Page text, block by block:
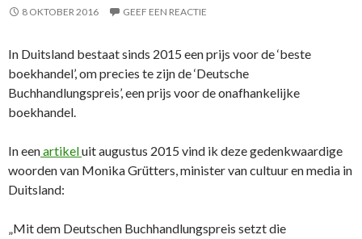
8 OKTOBER 2016 GEEF EEN REACTIE
In Duitsland bestaat sinds 2015 een prijs voor de ‘beste
boekhandel’, om precies te zijn de ‘Deutsche
Buchhandlungspreis’, een prijs voor de onafhankelijke
boekhandel.
In eenartikeluit augustus 2015 vind ik deze gedenkwaardige
woorden van Monika Grütters, minister van cultuur en media in
Duitsland:
„Mit dem Deutschen Buchhandlungspreis setzt die